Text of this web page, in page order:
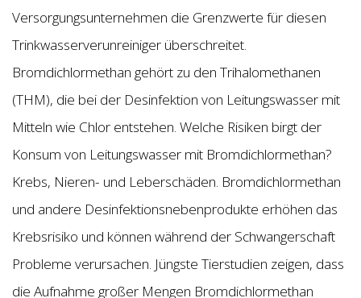
Versorgungsunternehmen die Grenzwerte für diesen
Trinkwasserverunreiniger überschreitet.
Bromdichlormethan gehört zu den Trihalomethanen
(THM), die bei der Desinfektion von Leitungswasser mit
Mitteln wie Chlor entstehen. Welche Risiken birgt der
Konsum von Leitungswasser mit Bromdichlormethan?
Krebs, Nieren- und Leberschäden. Bromdichlormethan
und andere Desinfektionsnebenprodukte erhöhen das
Krebsrisiko und können während der Schwangerschaft
Probleme verursachen. Jüngste Tierstudien zeigen, dass
die Aufnahme großer Mengen Bromdichlormethan